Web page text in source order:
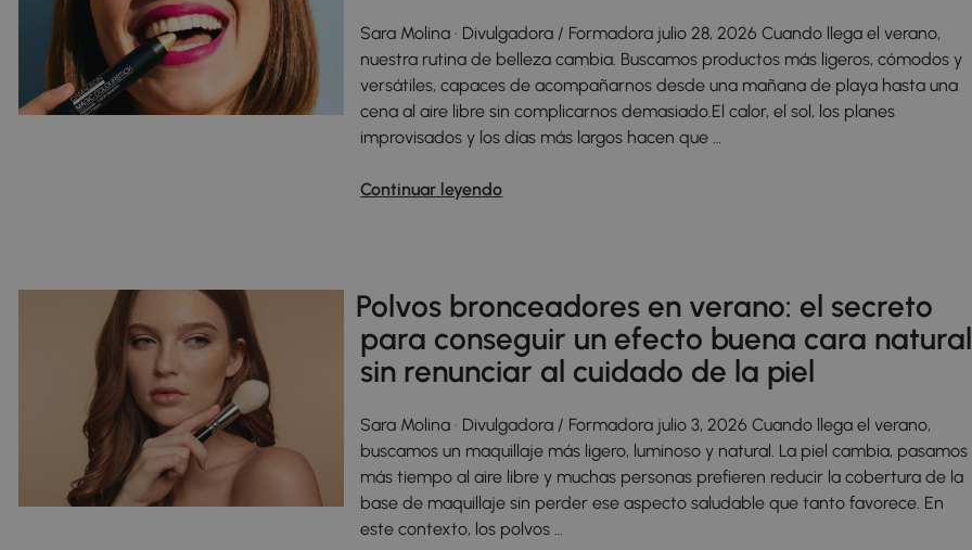
Sara Molina · Divulgadora / Formadora julio 28, 2026 Cuando llega el verano,
nuestra rutina de belleza cambia. Buscamos productos más ligeros, cómodos y
versátiles, capaces de acompañarnos desde una mañana de playa hasta una
cena al aire libre sin complicarnos demasiado.El calor, el sol, los planes
improvisados y los días más largos hacen que …
Continuar leyendo
Polvos bronceadores en verano: el secreto
para conseguir un efecto buena cara natural
sin renunciar al cuidado de la piel
Sara Molina · Divulgadora / Formadora julio 3, 2026 Cuando llega el verano,
buscamos un maquillaje más ligero, luminoso y natural. La piel cambia, pasamos
más tiempo al aire libre y muchas personas prefieren reducir la cobertura de la
base de maquillaje sin perder ese aspecto saludable que tanto favorece. En
este contexto, los polvos …